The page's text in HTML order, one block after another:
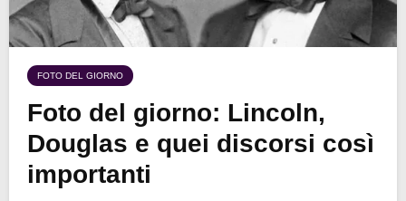
FOTO DEL GIORNO
Foto del giorno: Lincoln,
Douglas e quei discorsi così
importanti